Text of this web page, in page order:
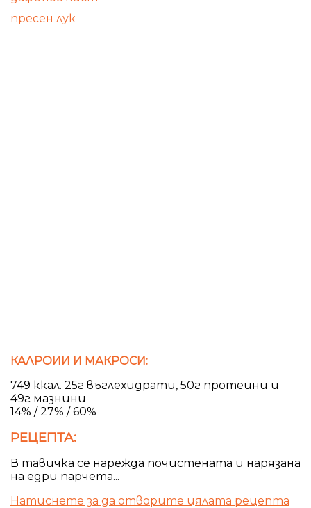
пресен лук
КАЛРОИИ И МАКРОСИ:
749 ккал. 25г въглехидрати, 50г протеини и
49г мазнини
14% / 27% / 60%
РЕЦЕПТА:
В тавичка се нарежда почистената и нарязана
на едри парчета...
Натиснете за да отворите цялата рецепта